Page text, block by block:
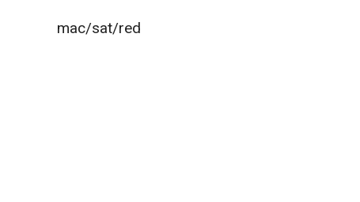
mac/sat/red